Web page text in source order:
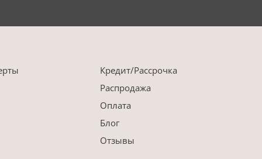
Кредит/Рассрочка
Распродажа
Оплата
Блог
Отзывы